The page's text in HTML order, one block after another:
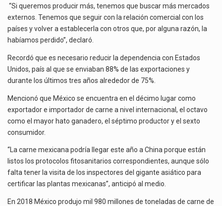
“Si queremos producir más, tenemos que buscar más mercados
externos. Tenemos que seguir con la relación comercial con los
países y volver a establecerla con otros que, por alguna razón, la
habíamos perdido”, declaró.
Recordó que es necesario reducir la dependencia con Estados
Unidos, país al que se enviaban 88% de las exportaciones y
durante los últimos tres años alrededor de 75%.
Mencionó que México se encuentra en el décimo lugar como
exportador e importador de carne a nivel internacional, el octavo
como el mayor hato ganadero, el séptimo productor y el sexto
consumidor.
“La carne mexicana podría llegar este año a China porque están
listos los protocolos fitosanitarios correspondientes, aunque sólo
falta tener la visita de los inspectores del gigante asiático para
certificar las plantas mexicanas”, anticipó al medio.
En 2018 México produjo mil 980 millones de toneladas de carne de